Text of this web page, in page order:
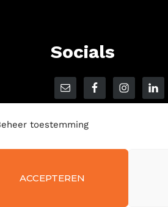
toestemming
ACCEPTEREN
Socials